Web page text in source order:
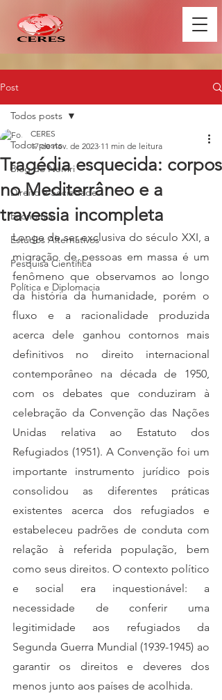
Post
Todos posts
Blog do Nemri
Direito e Sociedade
Economia
Estudos Alternativos
Pesquisa Científica
Política e Diplomacia
Todos posts
Tragédia esquecida: corpos
no Mediterrâneo e a
travessia incompleta
CERES
17 de nov. de 2023 11 min de leitura
Longe de ser exclusiva do século XXI, a
migração de pessoas em massa é um
fenômeno que observamos ao longo
da história da humanidade, porém o
fluxo e a racionalidade produzida
acerca dele ganhou contornos mais
definitivos no direito internacional
contemporâneo na década de 1950,
com os debates que conduziram à
celebração da Convenção das Nações
Unidas relativa ao Estatuto dos
Refugiados (1951). A Convenção foi um
importante instrumento jurídico pois
consolidou as diferentes práticas
existentes acerca dos refugiados e
estabeleceu padrões de conduta com
relação à referida população, bem
como seus direitos. O contexto político
e social era inquestionável: a
necessidade de conferir uma
legitimidade aos refugiados da
Segunda Guerra Mundial (1939-1945) ao
garantir os direitos e deveres dos
menos junto aos países de acolhida.